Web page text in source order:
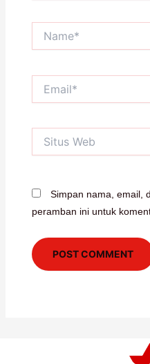
Web
Simpan nama, email,
peramban ini untuk